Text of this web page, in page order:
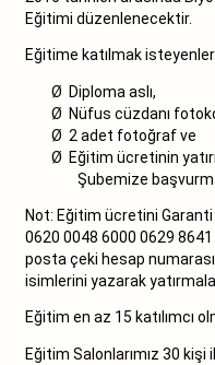
Eğitimi düzenlenecektir.
Eğitime katılmak
Ø Diploma aslı,
Ø Nüfus cüzdanı
Ø 2 adet fotoğraf ve
Ø Eğitim ücretinin
Şubemize
Not: Eğitim ücretini
0620 0048 6000 0629
posta çeki hesap
isimlerini yazarak
Eğitim en az 15 katılımcı
Eğitim Salonlarımız 30 kişi